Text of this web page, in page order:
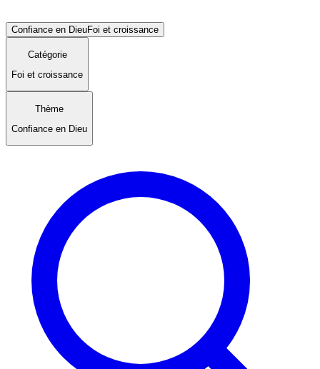
Confiance en DieuFoi et croissance
Catégorie
Foi et croissance
Thème
Confiance en Dieu